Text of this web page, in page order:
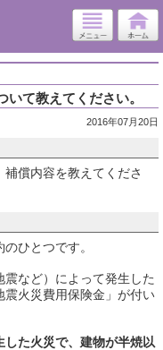
て教えてください。
2016年07月20日
償内容を教えてくださ
ひとつです。
など）によって発生した
火災費用保険金」が付い
した火災で、建物が半焼以